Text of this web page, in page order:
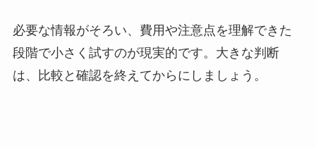
必要な情報がそろい、費用や注意点を理解できた
段階で小さく試すのが現実的です。大きな判断
は、比較と確認を終えてからにしましょう。